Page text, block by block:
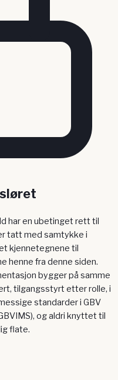
har en ubetinget rett til
tatt med samtykke i
kjennetegnene til
henne fra denne siden.
bygger på samme
tilgangsstyrt etter rolle, i
standarder i GBV
og aldri knyttet til
flate.